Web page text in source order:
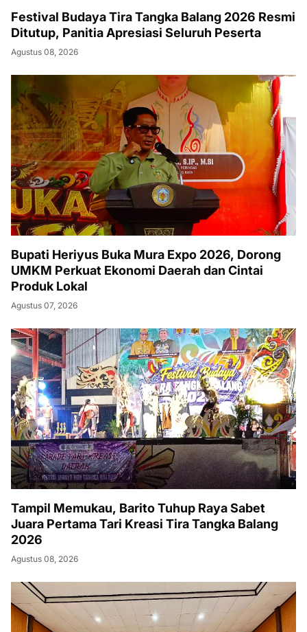
Festival Budaya Tira Tangka Balang 2026 Resmi
Ditutup, Panitia Apresiasi Seluruh Peserta
Agustus 08, 2026
Bupati Heriyus Buka Mura Expo 2026, Dorong
UMKM Perkuat Ekonomi Daerah dan Cintai
Produk Lokal
Agustus 07, 2026
Tampil Memukau, Barito Tuhup Raya Sabet
Juara Pertama Tari Kreasi Tira Tangka Balang
2026
Agustus 08, 2026